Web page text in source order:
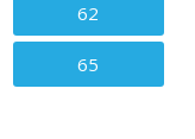
62
65